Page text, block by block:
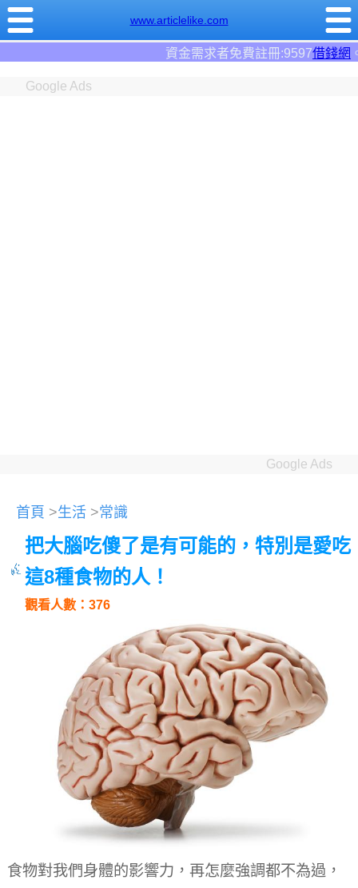
www.articlelike.com
資金需求者免費註冊:9597借錢網。全台前三大借錢
Google Ads
Google Ads
首頁 >生活 >常識
把大腦吃傻了是有可能的，特別是愛吃
這8種食物的人！
觀看人數：376
食物對我們身體的影響力，再怎麼強調都不為過，